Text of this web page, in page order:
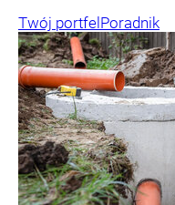
Twój portfel Poradnik